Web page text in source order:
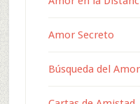
Amor Secreto
Búsqueda del Amor